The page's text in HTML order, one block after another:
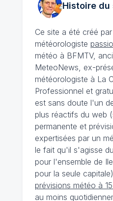
Histoire du
Ce site a été créé par
météorologiste
météo à BFMTV,
MeteoNews, ex-
météorologiste à La
Professionnel et
est sans doute l'un
plus réactifs du web
permanente et
expertisées par un
le fait qu'il s'agisse
pour l'ensemble de
pour la seule
prévisions météo à
au moins